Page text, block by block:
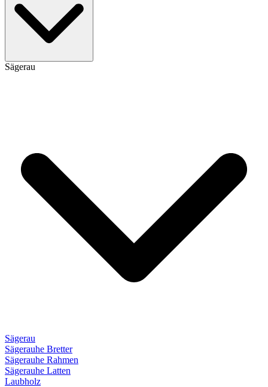
Sägerau
Sägerau
Sägerauhe Bretter
Sägerauhe Rahmen
Sägerauhe Latten
Laubholz